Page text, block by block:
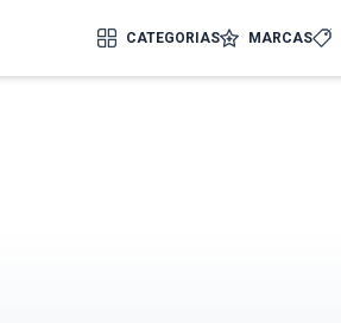
CATEGORIAS MARCAS